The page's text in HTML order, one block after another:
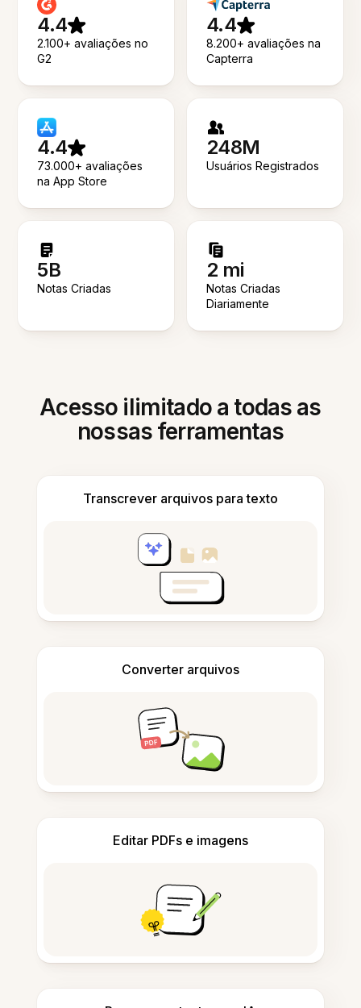
4.4
2.100+ avaliações no
G2
4.4
8.200+ avaliações na
Capterra
4.4
73.000+ avaliações
na App Store
248M
Usuários Registrados
5B
Notas Criadas
2 mi
Notas Criadas
Diariamente
Acesso ilimitado a todas as
nossas ferramentas
Transcrever arquivos para texto
Converter arquivos
Editar PDFs e imagens